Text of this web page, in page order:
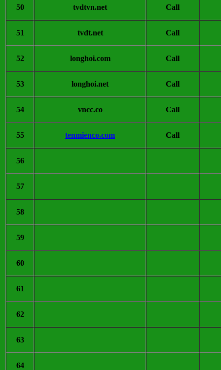
50 tvdtvn.net Call
51 tvdt.net Call
52 longhoi.com Call
53 longhoi.net Call
54 vncc.co Call
55 tenmienco.com Call
56
57
58
59
60
61
62
63
64